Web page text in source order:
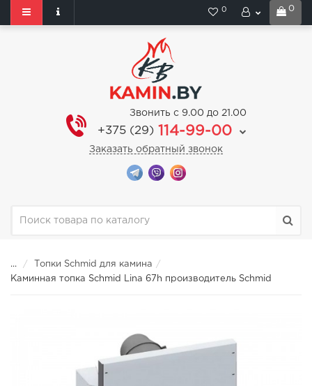
0
0
Звонить с 9.00 до 21.00
+375 (29) 114-99-00
Заказать обратный звонок
...
Топки Schmid для камина
Каминная топка Schmid Lina 67h производитель Schmid